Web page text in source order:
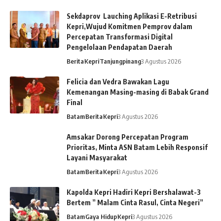
Sekdaprov Lauching Aplikasi E-Retribusi
Kepri,Wujud Komitmen Pemprov dalam
Percepatan Transformasi Digital
Pengelolaan Pendapatan Daerah
BeritaKepriTanjungpinang3 Agustus 2026
Felicia dan Vedra Bawakan Lagu
Kemenangan Masing-masing di Babak Grand
Final
BatamBeritaKepri3 Agustus 2026
Amsakar Dorong Percepatan Program
Prioritas, Minta ASN Batam Lebih Responsif
Layani Masyarakat
BatamBeritaKepri3 Agustus 2026
Kapolda Kepri Hadiri Kepri Bershalawat-3
Bertem ” Malam Cinta Rasul, Cinta Negeri”
BatamGaya HidupKepri3 Agustus 2026